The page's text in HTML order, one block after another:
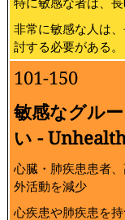
非常に敏感な人は
討する必要がある。
101-150
敏感なグル
い -
心臓・肺疾患患者
外活動を減少
心疾患や肺疾患を